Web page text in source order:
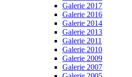
Galerie 2017
Galerie 2016
Galerie 2014
Galerie 2013
Galerie 2011
Galerie 2010
Galerie 2009
Galerie 2007